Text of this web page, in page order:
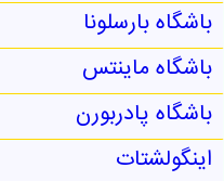
باشگاه بارسلونا
باشگاه ماینتس
باشگاه پادربورن
اینگولشتات